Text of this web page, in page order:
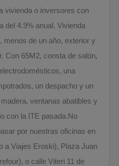
vivienda o inversores con
del 4.9% anual. Vivienda
menos de un año, exterior y
Con 65M2, consta de salón,
una
un despacho y un
ventanas abatibles y
con la ITE pasada.No
por nuestras oficinas en
a Viajes Eroski), Plaza Juan
o calle Viteri 11 de